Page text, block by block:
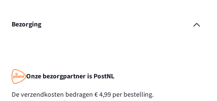
Bezorging
Onze bezorgpartner is PostNL
De verzendkosten bedragen € 4,99 per bestelling.